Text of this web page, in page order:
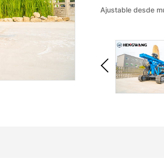
Ajustable desde